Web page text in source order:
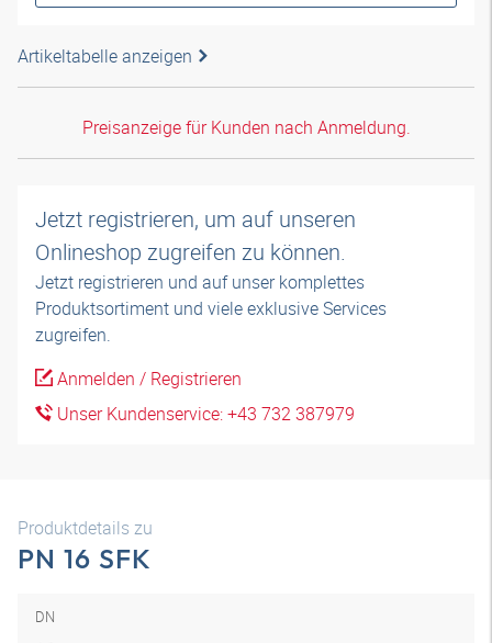
Artikeltabelle anzeigen
Preisanzeige für Kunden nach Anmeldung.
Jetzt registrieren, um auf unseren
Onlineshop zugreifen zu können.
Jetzt registrieren und auf unser komplettes
Produktsortiment und viele exklusive Services
zugreifen.
Anmelden / Registrieren
Unser Kundenservice: +43 732 387979
Produktdetails zu
PN 16 SFK
DN